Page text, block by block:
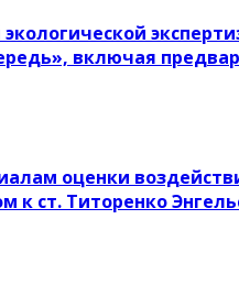
включая
оценки
ст. Титоренко